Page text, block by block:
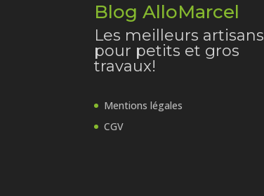
Blog AlloMarcel
Les meilleurs artisans
pour petits et gros
travaux!
Mentions légales
CGV